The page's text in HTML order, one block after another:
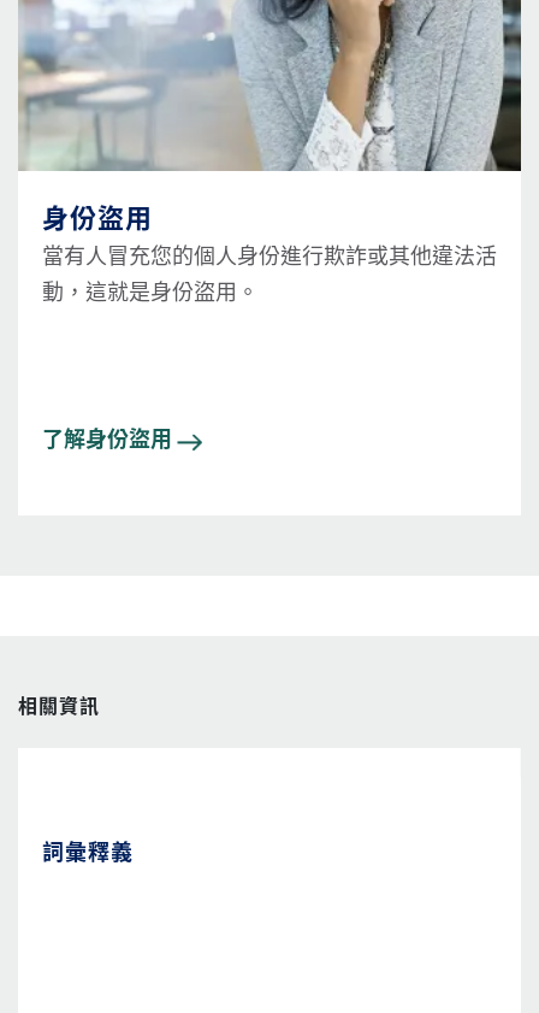
身份盜用
當有人冒充您的個人身份進行欺詐或其他違法活
動，這就是身份盜用。
了解身份盜用
相關資訊
詞彙釋義